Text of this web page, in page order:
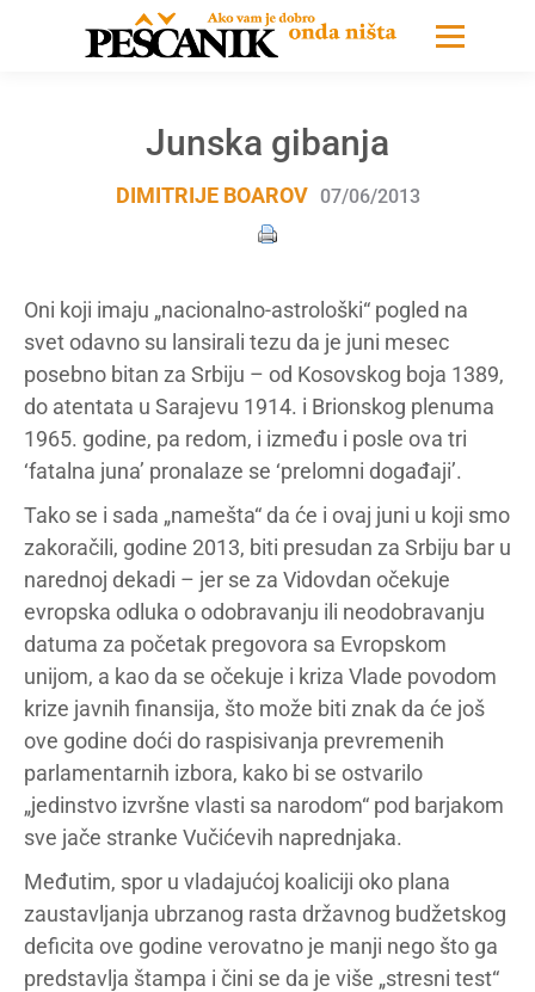
Junska gibanja
DIMITRIJE BOAROV 07/06/2013
Oni koji imaju „nacionalno-astrološki“ pogled na
svet odavno su lansirali tezu da je juni mesec
posebno bitan za Srbiju – od Kosovskog boja 1389,
do atentata u Sarajevu 1914. i Brionskog plenuma
1965. godine, pa redom, i između i posle ova tri
‘fatalna juna’ pronalaze se ‘prelomni događaji’.
Tako se i sada „namešta“ da će i ovaj juni u koji smo
zakoračili, godine 2013, biti presudan za Srbiju bar u
narednoj dekadi – jer se za Vidovdan očekuje
evropska odluka o odobravanju ili neodobravanju
datuma za početak pregovora sa Evropskom
unijom, a kao da se očekuje i kriza Vlade povodom
krize javnih finansija, što može biti znak da će još
ove godine doći do raspisivanja prevremenih
parlamentarnih izbora, kako bi se ostvarilo
„jedinstvo izvršne vlasti sa narodom“ pod barjakom
sve jače stranke Vučićevih naprednjaka.
Međutim, spor u vladajućoj koaliciji oko plana
zaustavljanja ubrzanog rasta državnog budžetskog
deficita ove godine verovatno je manji nego što ga
predstavlja štampa i čini se da je više „stresni test“